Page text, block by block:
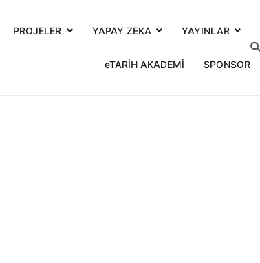
PROJELER YAPAY ZEKA YAYINLAR
eTARİH AKADEMİ SPONSOR